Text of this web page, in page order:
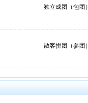
独立成团（包团）
散客拼团（参团）